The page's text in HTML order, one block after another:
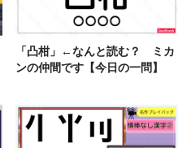
「凸柑」←なんと読む？ ミカ
ンの仲間です【今日の一問】